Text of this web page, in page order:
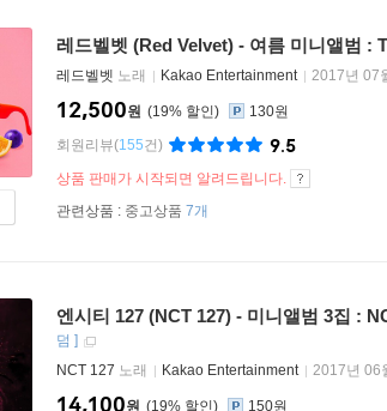
레드벨벳 (Red Velvet) - 여름 미니앨범 :
레드벨벳 노래 Kakao Entertainment 2017년 07
19%
12,500원
130원
회원리뷰(155건) 9.5
상품 판매가 시작되면 알려드립니다.
관련상품 : 중고상품 7개
엔시티 127 (NCT 127) - 미니앨범 3집 :
덤 ]
NCT 127 노래 Kakao Entertainment 2017년 06
19%
14,100원 150원